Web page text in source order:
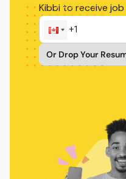
Kibbi to receive
Or Drop Your